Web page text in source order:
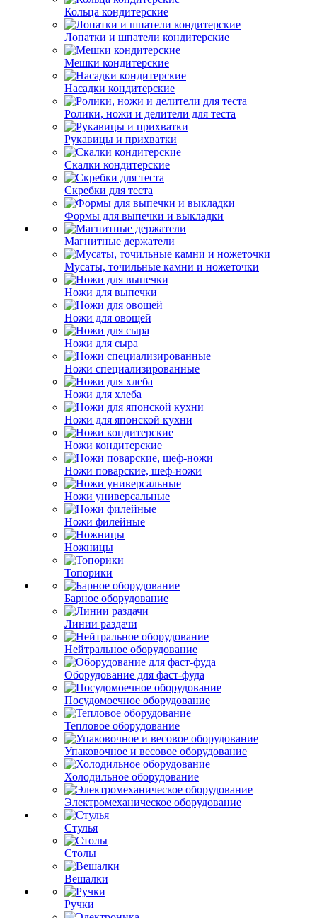
Кольца кондитерские
Лопатки и шпатели кондитерские
Мешки кондитерские
Насадки кондитерские
Ролики, ножи и делители для теста
Рукавицы и прихватки
Скалки кондитерские
Скребки для теста
Формы для выпечки и выкладки
Магнитные держатели
Мусаты, точильные камни и ножеточки
Ножи для выпечки
Ножи для овощей
Ножи для сыра
Ножи специализированные
Ножи для хлеба
Ножи для японской кухни
Ножи кондитерские
Ножи поварские, шеф-ножи
Ножи универсальные
Ножи филейные
Ножницы
Топорики
Барное оборудование
Линии раздачи
Нейтральное оборудование
Оборудование для фаст-фуда
Посудомоечное оборудование
Тепловое оборудование
Упаковочное и весовое оборудование
Холодильное оборудование
Электромеханическое оборудование
Стулья
Столы
Вешалки
Ручки